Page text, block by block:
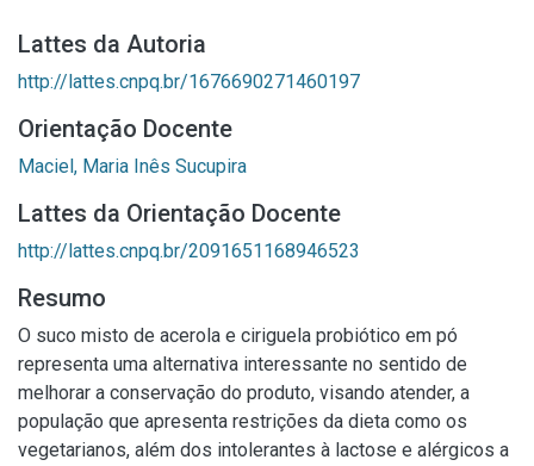
Lattes da Autoria
http://lattes.cnpq.br/1676690271460197
Orientação Docente
Maciel, Maria Inês Sucupira
Lattes da Orientação Docente
http://lattes.cnpq.br/2091651168946523
Resumo
O suco misto de acerola e ciriguela probiótico em pó
representa uma alternativa interessante no sentido de
melhorar a conservação do produto, visando atender, a
população que apresenta restrições da dieta como os
vegetarianos, além dos intolerantes à lactose e alérgicos a